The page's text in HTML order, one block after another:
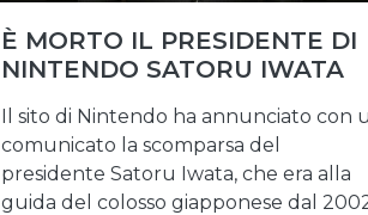
È MORTO IL PRESIDENTE DI
NINTENDO SATORU IWATA
Il sito di Nintendo ha annunciato con
comunicato la scomparsa del
presidente Satoru Iwata, che era alla
guida del colosso giapponese dal